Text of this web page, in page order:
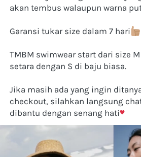
akan tembus walaupun warna
Garansi tukar size dalam 7 hari
TMBM swimwear start dari size
setara dengan S di baju biasa.
Jika masih ada yang ingin
checkout, silahkan langsung
dibantu dengan senang hati